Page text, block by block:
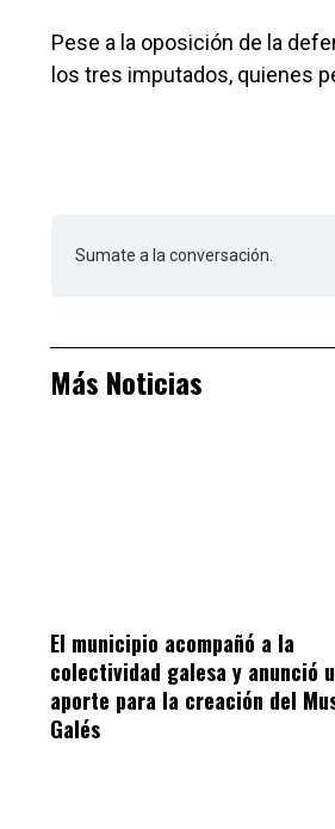
Pese a la oposición de la
los tres imputados, quienes
Sumate a la conversación.
Más Noticias
El municipio acompañó a la
colectividad galesa y anunció
aporte para la creación del
Galés